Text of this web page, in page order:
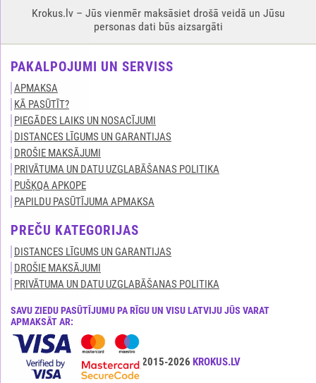
Krokus.lv – Jūs vienmēr maksāsiet drošā veidā un Jūsu
personas dati būs aizsargāti
PAKALPOJUMI UN SERVISS
APMAKSA
KĀ PASŪTĪT?
PIEGĀDES LAIKS UN NOSACĪJUMI
DISTANCES LĪGUMS UN GARANTIJAS
DROŠIE MAKSĀJUMI
PRIVĀTUMA UN DATU UZGLABĀŠANAS POLITIKA
PUŠĶQA APKOPE
PAPILDU PASŪTĪJUMA APMAKSA
PREČU KATEGORIJAS
DISTANCES LĪGUMS UN GARANTIJAS
DROŠIE MAKSĀJUMI
PRIVĀTUMA UN DATU UZGLABĀŠANAS POLITIKA
SAVU ZIEDU PASŪTĪJUMU PA RĪGU UN VISU LATVIJU JŪS VARAT
APMAKSĀT AR:
Visas tiesības ir aizsargātas© 2015-2026 KROKUS.LV